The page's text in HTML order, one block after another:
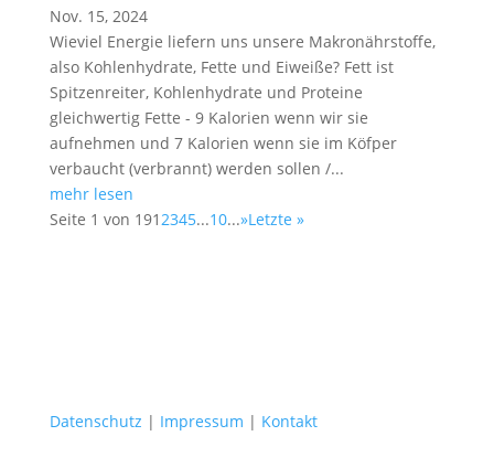
Nov. 15, 2024
Wieviel Energie liefern uns unsere Makronährstoffe,
also Kohlenhydrate, Fette und Eiweiße? Fett ist
Spitzenreiter, Kohlenhydrate und Proteine
gleichwertig Fette - 9 Kalorien wenn wir sie
aufnehmen und 7 Kalorien wenn sie im Köfper
verbaucht (verbrannt) werden sollen /...
mehr lesen
Seite 1 von 1912345...10...»Letzte »
Datenschutz | Impressum | Kontakt